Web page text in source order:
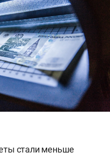
стали меньше